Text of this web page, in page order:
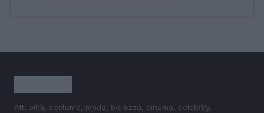
Attualità, costume, moda, bellezza, cinema, celebrity,